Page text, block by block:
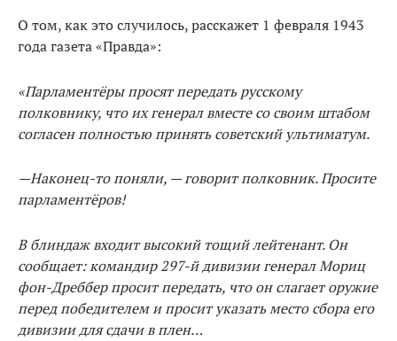
О том, как это случилось, расскажет 1 февраля 1943
года газета «Правда»:
«Парламентёры просят передать русскому
полковнику, что их генерал вместе со своим штабом
согласен полностью принять советский ультиматум.
—Наконец-то поняли, — говорит полковник. Просите
парламентёров!
В блиндаж входит высокий тощий лейтенант. Он
сообщает: командир 297-й дивизии генерал Мориц
фон-Дреббер просит передать, что он слагает оружие
перед победителем и просит указать место сбора его
дивизии для сдачи в плен…